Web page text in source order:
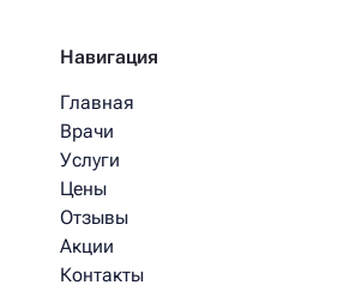
Навигация
Главная
Врачи
Услуги
Цены
Отзывы
Акции
Контакты